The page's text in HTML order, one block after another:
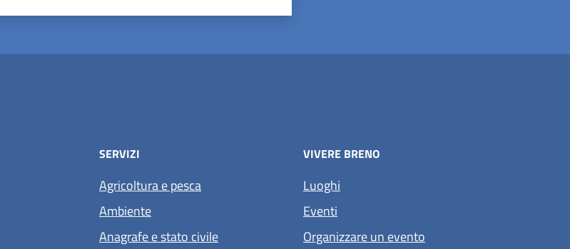
SERVIZI
Agricoltura e pesca
Ambiente
Anagrafe e stato civile
VIVERE BRENO
Luoghi
Eventi
Organizzare un evento